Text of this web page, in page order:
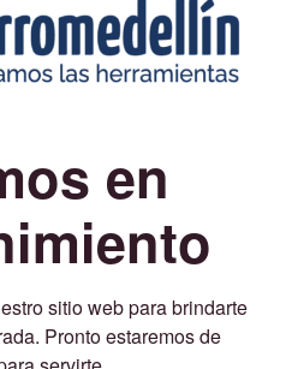
en
sitio web para brindarte
Pronto estaremos de